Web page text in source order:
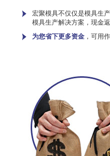
宏聚模具不仅仅是模具生
模具生产解决方案，现金
为您省下更多资金 ，可用